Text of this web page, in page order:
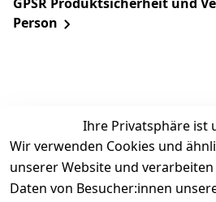
Person
Ihre Privatsphäre ist
Wir verwenden Cookies und
unserer Website und
Daten von Besucher:innen